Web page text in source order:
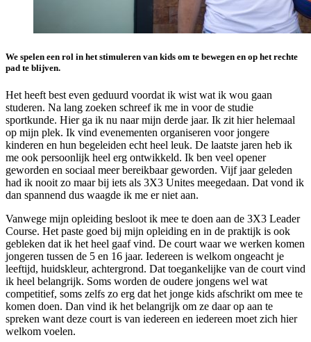
We spelen een rol in het stimuleren van kids om te bewegen en op het rechte
pad te blijven.
Het heeft best even geduurd voordat ik wist wat ik wou gaan
studeren. Na lang zoeken schreef ik me in voor de studie
sportkunde. Hier ga ik nu naar mijn derde jaar. Ik zit hier helemaal
op mijn plek. Ik vind evenementen organiseren voor jongere
kinderen en hun begeleiden echt heel leuk. De laatste jaren heb ik
me ook persoonlijk heel erg ontwikkeld. Ik ben veel opener
geworden en sociaal meer bereikbaar geworden. Vijf jaar geleden
had ik nooit zo maar bij iets als 3X3 Unites meegedaan. Dat vond ik
dan spannend dus waagde ik me er niet aan.
Vanwege mijn opleiding besloot ik mee te doen aan de 3X3 Leader
Course. Het paste goed bij mijn opleiding en in de praktijk is ook
gebleken dat ik het heel gaaf vind. De court waar we werken komen
jongeren tussen de 5 en 16 jaar. Iedereen is welkom ongeacht je
leeftijd, huidskleur, achtergrond. Dat toegankelijke van de court vind
ik heel belangrijk. Soms worden de oudere jongens wel wat
competitief, soms zelfs zo erg dat het jonge kids afschrikt om mee te
komen doen. Dan vind ik het belangrijk om ze daar op aan te
spreken want deze court is van iedereen en iedereen moet zich hier
welkom voelen.